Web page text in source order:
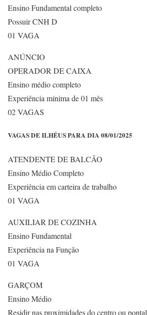
Ensino Fundamental completo
Possuir CNH D
01 VAGA
ANÚNCIO
OPERADOR DE CAIXA
Ensino médio completo
Experiência mínima de 01 mês
02 VAGAS
VAGAS DE ILHÉUS PARA DIA 08/01/2025
ATENDENTE DE BALCÃO
Ensino Médio Completo
Experiência em carteira de trabalho
01 VAGA
AUXILIAR DE COZINHA
Ensino Fundamental
Experiência na Função
01 VAGA
GARÇOM
Ensino Médio
Residir nas proximidades do centro ou pontal